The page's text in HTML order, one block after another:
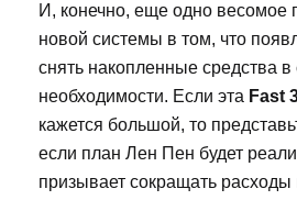
И, конечно, еще одно весомое
новой системы в том, что
снять накопленные средства в
необходимости. Если эта Fast
кажется большой, то
если план Лен Пен будет
призывает сокращать расходы